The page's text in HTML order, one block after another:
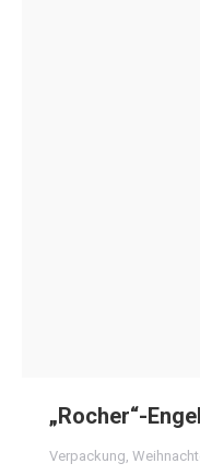
„Rocher“-
Verpackung